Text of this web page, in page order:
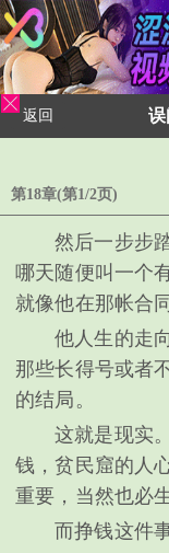
返回 误
第18章(第1/2页)
然后一步步
哪天随便叫一个
就像他在那帐合
他人生的走
那些长得号或者
的结局。
这就是现实
钱，贫民窟的人
重要，当然也必
而挣钱这件